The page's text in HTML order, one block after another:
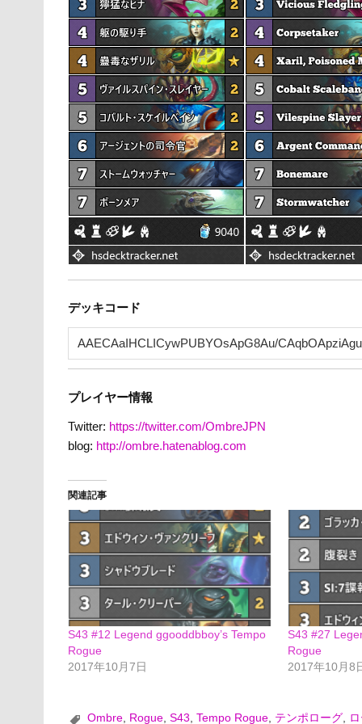
デッキコード
プレイヤー情報
Twitter: https://twitter.com/OmbreJPN
blog: http://ombre.hatenablog.com
関連記事
S43 #12 Legend ggooddbboy’s Tempo
Rogue
2017年10月7日
S43 #27
Rogue
2017年10月8
Ombre, Rogue,S43,Tempo Rogue, テンポローグ,